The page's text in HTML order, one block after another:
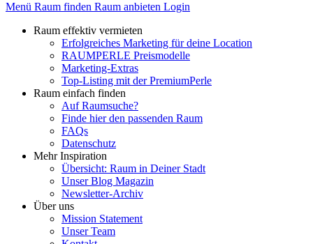
Menü Raum finden Raum anbieten Login
Raum effektiv vermieten
Erfolgreiches Marketing für deine Location
RAUMPERLE Preismodelle
Marketing-Extras
Top-Listing mit der PremiumPerle
Raum einfach finden
Auf Raumsuche?
Finde hier den passenden Raum
FAQs
Datenschutz
Mehr Inspiration
Übersicht: Raum in Deiner Stadt
Unser Blog Magazin
Newsletter-Archiv
Über uns
Mission Statement
Unser Team